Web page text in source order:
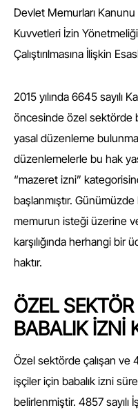
Devlet Memurları Kanunu
Kuvvetleri İzin Yönetmeliği
Çalıştırılmasına İlişkin
2015 yılında 6645 sayılı
öncesinde özel sektörde
yasal düzenleme
düzenlemelerle bu hak
“mazeret izni”
başlanmıştır.
memurun isteği üzerine
karşılığında herhangi bir
haktır.
ÖZEL
BABALIK İZNİ
Özel sektörde çalışan ve
işçiler için babalık izni
belirlenmiştir. 4857 sayılı